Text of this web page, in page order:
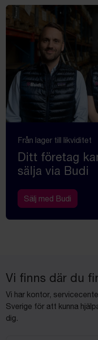
Från lager till likviditet
Ditt företag
sälja via Budi
Sälj med Budi
Vi finns där du
Vi har kontor,
Sverige för att kunna
dig.